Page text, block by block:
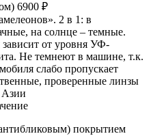
6900 ₽
2 в 1: в
на солнце – темные.
зависит от уровня УФ-
Не темнеют в машине, т.к.
слабо пропускает
проверенные линзы
покрытием